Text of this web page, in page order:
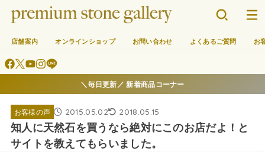
店舗案内 オンラインショップ お問い合わせ よくあるご質問 お
＼毎日更新／ 新着商品コーナー
お客様の声 2015.05.02 2018.05.15
知人に天然石を買うなら絶対にこのお店だよ！と
サイトを教えてもらいました。